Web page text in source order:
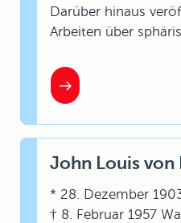
Darüber hinaus
Arbeiten über
John Louis von
* 28. Dezember
† 8. Februar 1957